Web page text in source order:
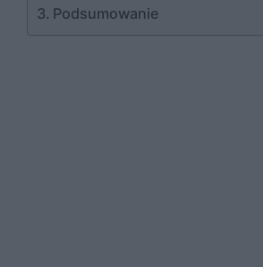
Podsumowanie